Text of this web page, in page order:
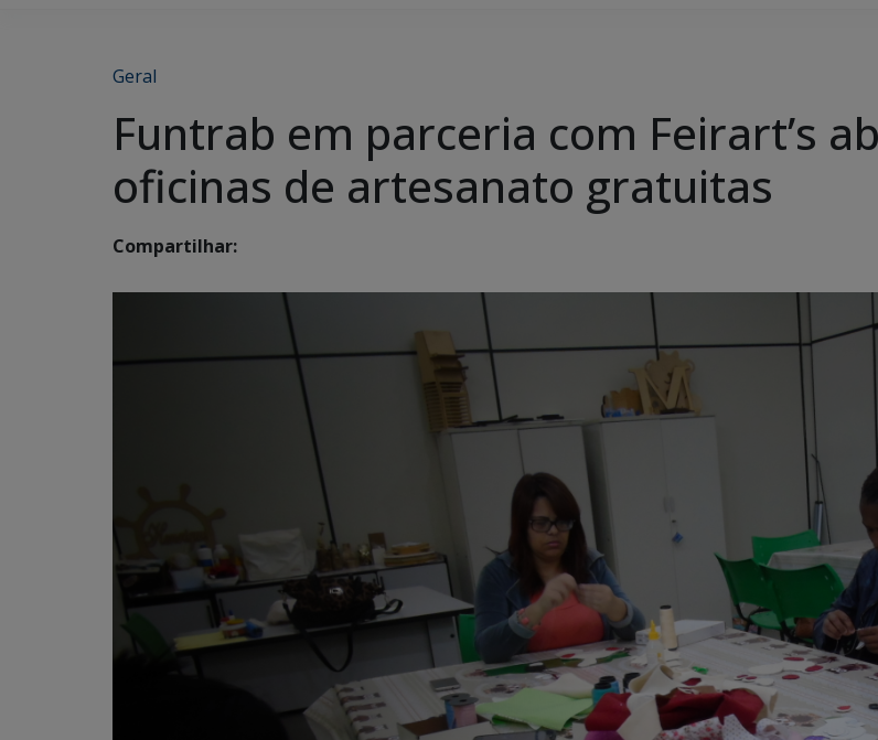
Geral
Funtrab em parceria com Feirart’s
oficinas de artesanato gratuitas
Compartilhar: